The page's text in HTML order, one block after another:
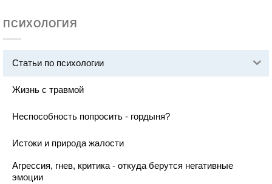
ПСИХОЛОГИЯ
Статьи по психологии
Жизнь с травмой
Неспособность попросить - гордыня?
Истоки и природа жалости
Агрессия, гнев, критика - откуда берутся негативные
эмоции